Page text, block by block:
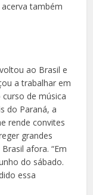
também
ao Brasil e
a trabalhar em
de música
do Paraná, a
rende convites
grandes
afora. “Em
do sábado.
essa